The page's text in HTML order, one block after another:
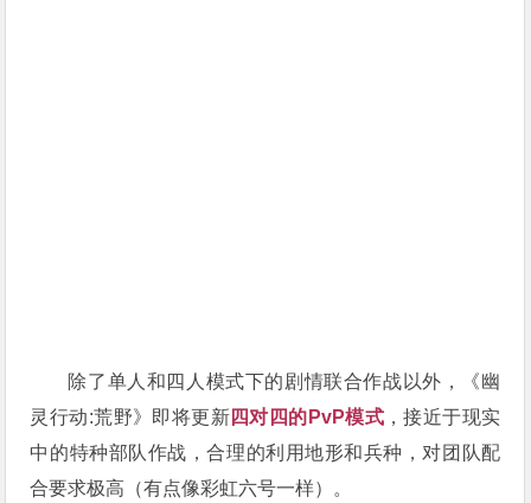
除了单人和四人模式下的剧情联合作战以外，《幽
灵行动:荒野》即将更新四对四的PvP模式 ，接近于现实
中的特种部队作战，合理的利用地形和兵种，对团队配
合要求极高（有点像彩虹六号一样）。